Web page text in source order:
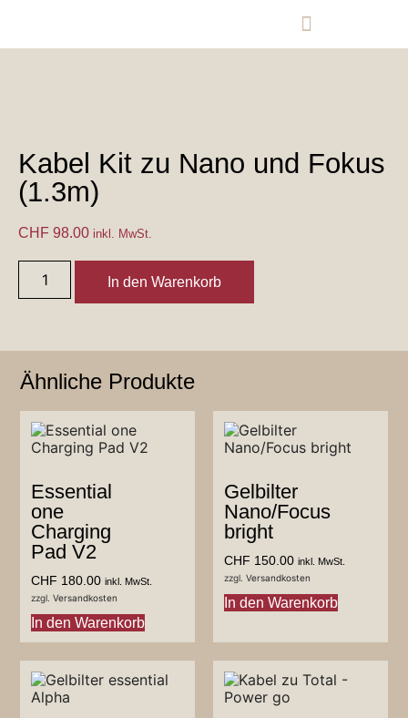
Kabel Kit zu Nano und Fokus
(1.3m)
CHF 98.00 inkl. MwSt.
In den Warenkorb
Ähnliche Produkte
Essential
one
Charging
Pad V2
CHF 180.00 inkl. MwSt.
zzgl.Versandkosten
In den Warenkorb
Gelbilter
Nano/Focus
bright
CHF 150.00 inkl. MwSt.
zzgl. Versandkosten
In den Warenkorb